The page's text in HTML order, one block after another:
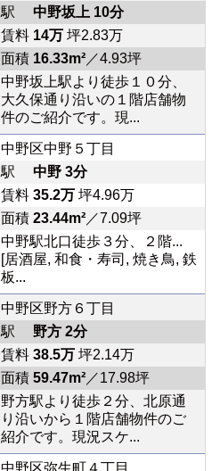
駅 中野坂上 10分
賃料 14万坪2.83万
面積 16.33m²／4.93坪
中野坂上駅より徒歩１０分、
大久保通り沿いの１階店舗物
件のご紹介です。現...
中野区中野５丁目
駅 中野 3分
賃料 35.2万坪4.96万
面積 23.44m²／7.09坪
中野駅北口徒歩３分、２階...
[居酒屋, 和食・寿司, 焼き鳥, 鉄
板...
中野区野方６丁目
駅 野方 2分
賃料 38.5万坪2.14万
面積 59.47m²／17.98坪
野方駅より徒歩２分、北原通
り沿いから１階店舗物件のご
紹介です。現況スケ...
中野区弥生町４丁目